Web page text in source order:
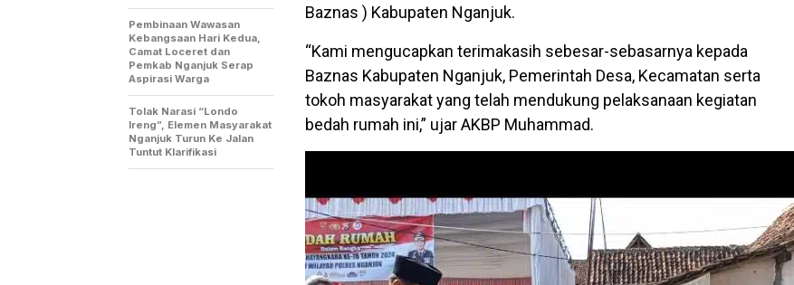
Baznas ) Kabupaten Nganjuk.
“Kami mengucapkan terimakasih sebesar-sebasarnya kepada
Baznas Kabupaten Nganjuk, Pemerintah Desa, Kecamatan serta
tokoh masyarakat yang telah mendukung pelaksanaan kegiatan
bedah rumah ini,” ujar AKBP Muhammad.
Pembinaan Wawasan
Kebangsaan Hari Kedua,
Camat Loceret dan
Pemkab Nganjuk Serap
Aspirasi Warga
Tolak Narasi “Londo
Ireng”, Elemen Masyarakat
Nganjuk Turun Ke Jalan
Tuntut Klarifikasi